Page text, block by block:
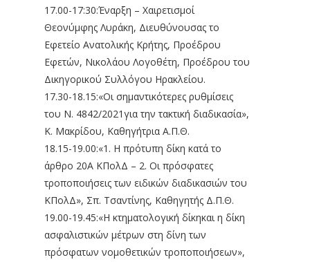
17.00-17:30:Έναρξη – Χαιρετισμοί
Θεονύμφης Λυράκη, Διευθύνουσας το
Εφετείο Ανατολικής Κρήτης, Προέδρου
Εφετών, Νικολάου Λογοθέτη, Προέδρου του
Δικηγορικού Συλλόγου Ηρακλείου.
17.30-18.15:«Οι σημαντικότερες ρυθμίσεις
του Ν. 4842/2021για την τακτική διαδικασία»,
Κ. Μακρίδου, Καθηγήτρια Α.Π.Θ.
18.15-19.00:«1. Η πρότυπη δίκη κατά το
άρθρο 20Α ΚΠολΔ – 2. Οι πρόσφατες
τροποποιήσεις των ειδικών διαδικασιών του
ΚΠολΔ», Σπ. Τσαντίνης, Καθηγητής Δ.Π.Θ.
19.00-19.45:«Η κτηματολογική δίκηκαι η δίκη
ασφαλιστικών μέτρων στη δίνη των
πρόσφατων νομοθετικών τροποποιήσεων»,